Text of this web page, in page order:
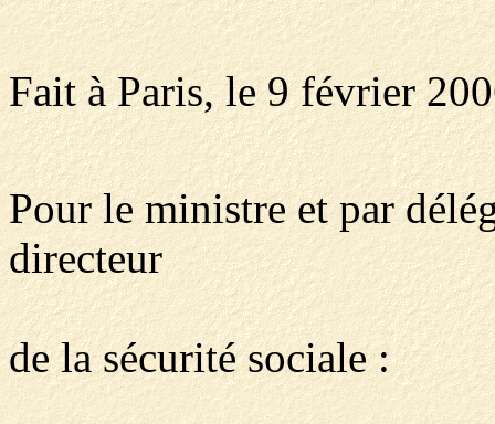
Fait à Paris, le 9 février
Pour le ministre et par
directeur
de la sécurité sociale :